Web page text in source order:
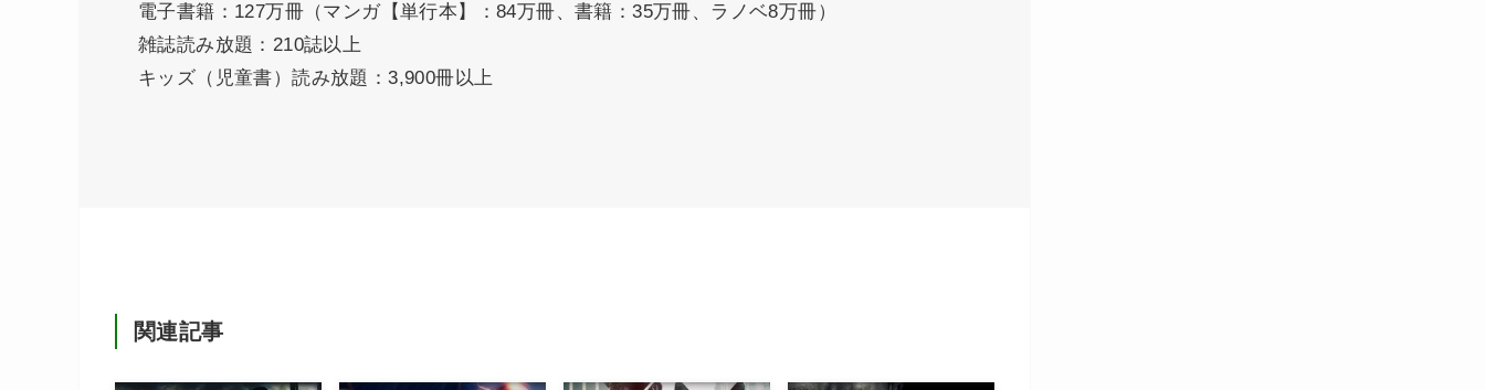
電子書籍：127万冊（マンガ【単行本】：84万冊、書籍：35万冊、ラノベ8万冊）
雑誌読み放題：210誌以上
キッズ（児童書）読み放題：3,900冊以上
関連記事